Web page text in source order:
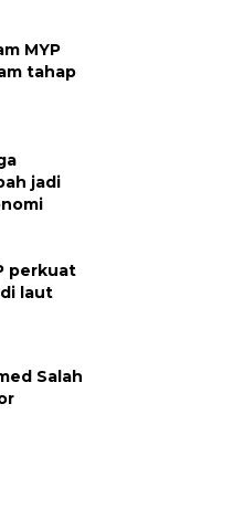
MYP
tahap
jadi
perkuat
laut
Salah